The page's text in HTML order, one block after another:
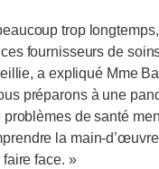
trop
fournisseurs de
a expliqué Mme
préparons à une
problèmes de santé
la main-
face. »